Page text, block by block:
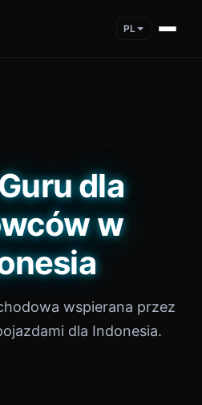
PL
dla
w
wspierana przez
dla Indonesia.